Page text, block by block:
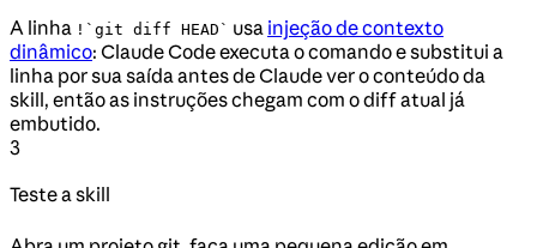
A linha !`git diff HEAD` usa injeção de contexto
dinâmico: Claude Code executa o comando e substitui a
linha por sua saída antes de Claude ver o conteúdo da
skill, então as instruções chegam com o diff atual já
embutido.
3
Teste a skill